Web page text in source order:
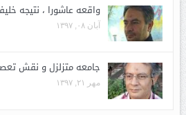
واقعه عاشورا ، نتیجه
آبان ۰۸, ۱۳۹۷
جامعه متزلزل و نقش
مهر ۲۱, ۱۳۹۷